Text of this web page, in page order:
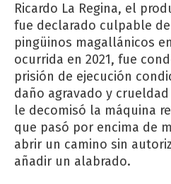
Ricardo La Regina, el
fue declarado culpable
pingüinos magallánicos
ocurrida en 2021, fue
prisión de ejecución
daño agravado y
le decomisó la máquina
que pasó por encima de
abrir un camino sin
añadir un alabrado.